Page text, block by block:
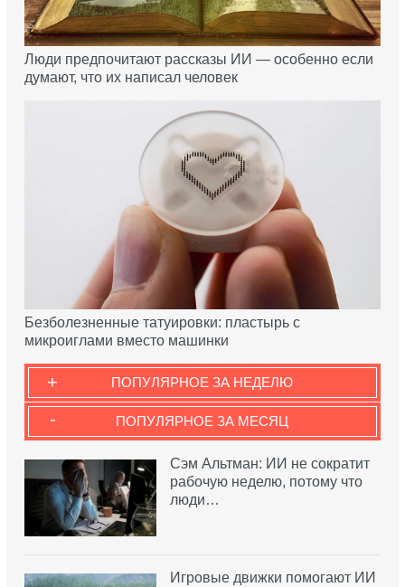
Люди предпочитают рассказы ИИ — особенно если
думают, что их написал человек
Безболезненные татуировки: пластырь с
микроиглами вместо машинки
ПОПУЛЯРНОЕ ЗА НЕДЕЛЮ
+
ПОПУЛЯРНОЕ ЗА МЕСЯЦ
-
Сэм Альтман: ИИ не сократит
рабочую неделю, потому что
люди…
Игровые движки помогают ИИ